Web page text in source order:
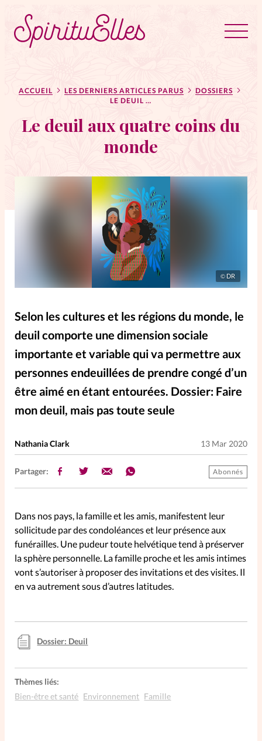
Tous les articles
Actus
Actus au féminin
Chroniques
Dossiers
Elles nous inspirent
Entre4yeux
L'anecdote
La Bible au féminin
Lifestyle
Littérature
PersonnElles
RelationnElles
Shopping Spi
Si(x) simple de...
SpirituElles
Vive la famille
Aujourd’hui!
Faire un don
La Boutique
ACCUEIL LES DERNIERS ARTICLES PARUS
DOSSIERS
LE DEUIL AUX QUATRE COINS DU MONDE
Le deuil aux quatre coins du
monde
© DR
Selon les cultures et les régions du monde, le
deuil comporte une dimension sociale
importante et variable qui va permettre aux
personnes endeuillées de prendre congé d’un
être aimé en étant entourées. Dossier: Faire
mon deuil, mais pas toute seule
Nathania Clark 13 Mar 2020
Partager: Abonnés
Dans nos pays, la famille et les amis, manifestent leur
sollicitude par des condoléances et leur présence aux
funérailles. Une pudeur toute helvétique tend à préserver
la sphère personnelle. La famille proche et les amis intimes
vont s’autoriser à proposer des invitations et des visites. Il
en va autrement sous d’autres latitudes.
Dossier: Deuil
Thèmes liés:
Bien-être et santé Environnement Famille